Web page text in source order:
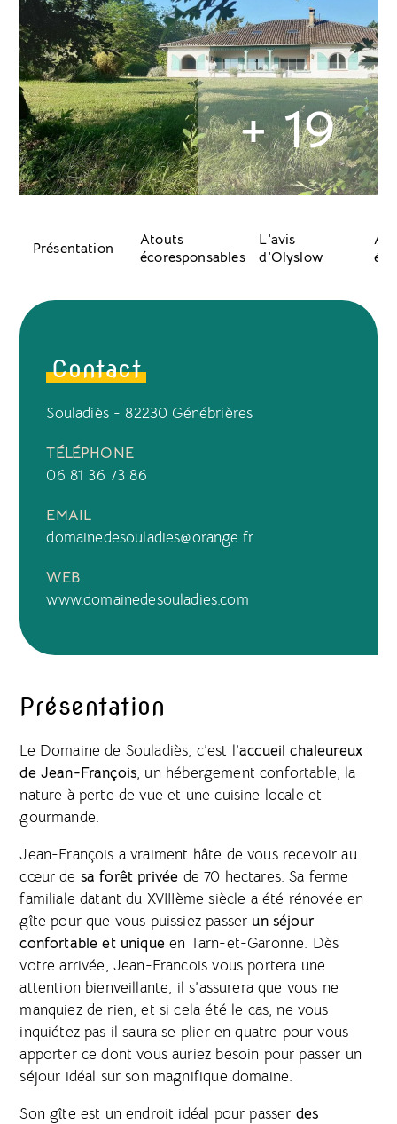
+ 19
Présentation
Atouts
écoresponsables
L'avis
d'Olyslow
Présentation
Le Domaine de Souladiès, c’est l’accueil chaleureux
de Jean-François, un hébergement confortable, la
nature à perte de vue et une cuisine locale et
gourmande.
Jean-François a vraiment hâte de vous recevoir au
cœur de sa forêt privée de 70 hectares. Sa ferme
familiale datant du XVIIIème siècle a été rénovée en
gîte pour que vous puissiez passer un séjour
confortable et uniqueen Tarn-et-Garonne. Dès
votre arrivée, Jean-Francois vous portera une
attention bienveillante, il s’assurera que vous ne
manquiez de rien, et si cela été le cas, ne vous
inquiétez pas il saura se plier en quatre pour vous
apporter ce dont vous auriez besoin pour passer un
séjour idéal sur son magnifique domaine.
Son gîte est un endroit idéal pour passer des
Contact
Souladiès - 82230 Génébrières
TÉLÉPHONE
06 81 36 73 86
EMAIL
domainedesouladies@orange.fr
WEB
www.domainedesouladies.com